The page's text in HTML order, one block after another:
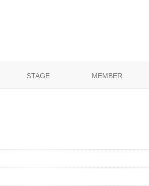
STAGE MEMBER